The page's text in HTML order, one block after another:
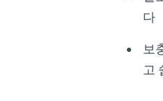
다
보
고